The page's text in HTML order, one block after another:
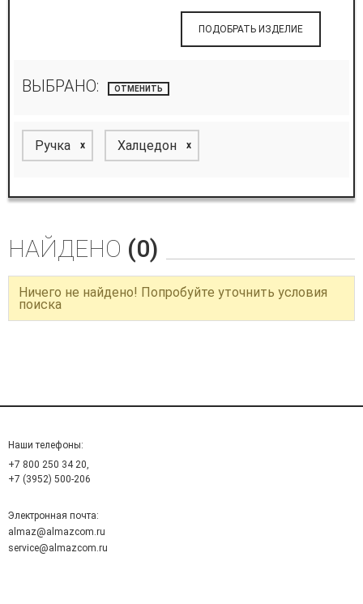
ПОДОБРАТЬ ИЗДЕЛИЕ
ВЫБРАНО: ОТМЕНИТЬ
Ручка x Халцедон x
НАЙДЕНО (0)
Ничего не найдено! Попробуйте уточнить условия
поиска
Наши телефоны:
+7 800 250 34 20,
+7 (3952) 500-206
Электронная почта:
almaz@almazcom.ru
service@almazcom.ru